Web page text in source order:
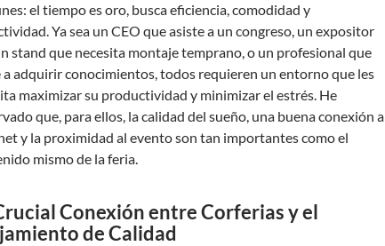
el tiempo es oro, busca eficiencia, comodidad y
Ya sea un CEO que asiste a un congreso, un expositor
stand que necesita montaje temprano, o un profesional que
a adquirir conocimientos, todos requieren un entorno que les
maximizar su productividad y minimizar el estrés. He
que, para ellos, la calidad del sueño, una buena conexión a
y la proximidad al evento son tan importantes como el
mismo de la feria.
Conexión entre Corferias y el
de Calidad